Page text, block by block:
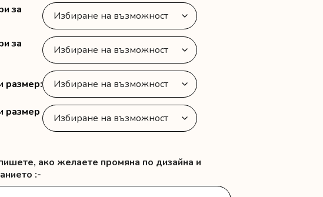
за
за
размер
размер
ако желаете промяна по дизайна и
:-